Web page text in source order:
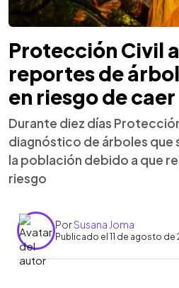
Protección Civil
reportes de
en riesgo de caer
Durante diez días
diagnóstico de árboles que
la población debido a que
riesgo
PorSusana Joma
Publicado el 11 de agosto de